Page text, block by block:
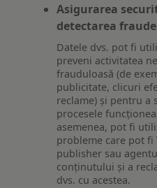
Asigurarea
detectarea
Datele dvs. pot fi
preveni activitatea
frauduloasă (de
publicitate, clicuri
reclame) și pentru a
procesele
asemenea, pot fi
probleme care pot fi
publisher sau
conținutului și a
dvs. cu acestea.